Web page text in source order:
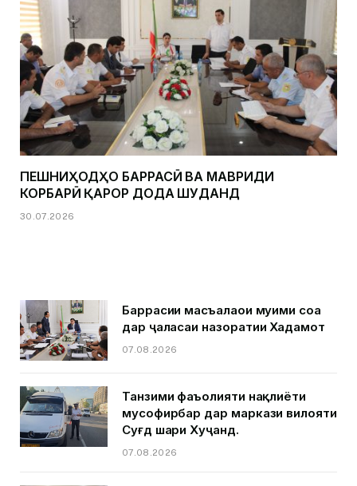
ПЕШНИҲОДҲО БАРРАСӢ ВА МАВРИДИ
КОРБАРӢ ҚАРОР ДОДА ШУДАНД
30.07.2026
Баррасии масъалаҳои муҳими соҳа
дар ҷаласаи назоратии Хадамот
07.08.2026
Танзими фаъолияти нақлиёти
мусофирбар дар маркази вилояти
Суғд шаҳри Хуҷанд.
07.08.2026